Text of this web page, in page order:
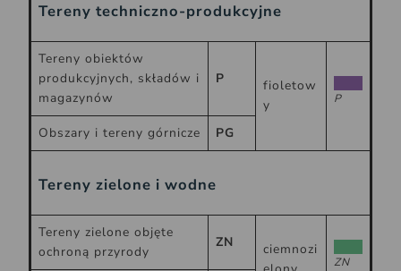
Tereny techniczno-produkcyjne
Tereny obiektów
produkcyjnych, składów i
magazynów
P
fioletow
y
P
Obszary i tereny górnicze PG
Tereny zielone i wodne
Tereny zielone objęte
ochroną przyrody
ZN
ciemnozi
ZN